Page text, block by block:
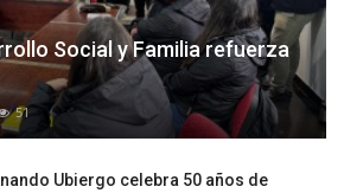
Social y Familia refuerza
51
Ubiergo celebra 50 años de